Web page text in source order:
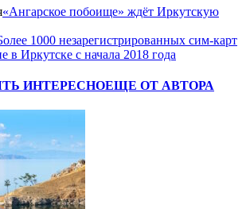
«Ангарское побоище» ждёт Иркутскую
1000 незарегистрированных сим-карт
в Иркутске с начала 2018 года
ИНТЕРЕСНОЕЩЕ ОТ АВТОРА